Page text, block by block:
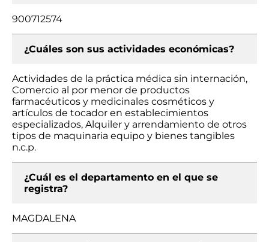
900712574
¿Cuáles son sus actividades económicas?
Actividades de la práctica médica sin internación,
Comercio al por menor de productos
farmacéuticos y medicinales cosméticos y
artículos de tocador en establecimientos
especializados, Alquiler y arrendamiento de otros
tipos de maquinaria equipo y bienes tangibles
n.c.p.
¿Cuál es el departamento en el que se
registra?
MAGDALENA